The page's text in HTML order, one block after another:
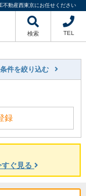
不動産西東京にお任せください
検索 TEL
件を絞り込む
録
すぐ見る